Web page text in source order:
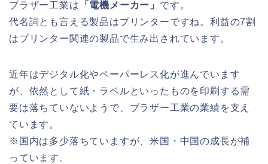
ブラザー工業は 「電機メーカー」 です。
代名詞とも言える製品はプリンターですね。利益の7割
はプリンター関連の製品で生み出されています。
近年はデジタル化やペーパーレス化が進んでいます
が、依然として紙・ラベルといったものを印刷する需
要は落ちていないようで、ブラザー工業の業績を支え
ています。
※国内は多少落ちていますが、米国・中国の成長が補
っています。